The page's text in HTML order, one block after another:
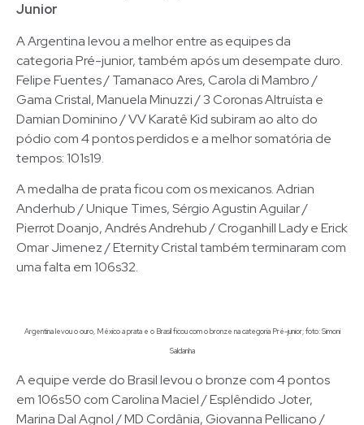
Junior
A Argentina levou a melhor entre as equipes da
categoria Pré-junior, também após um desempate duro.
Felipe Fuentes / Tamanaco Ares, Carola di Mambro /
Gama Cristal, Manuela Minuzzi / 3 Coronas Altruísta e
Damian Dominino / VV Karatê Kid subiram ao alto do
pódio com 4 pontos perdidos e a melhor somatória de
tempos: 101s19.
A medalha de prata ficou com os mexicanos. Adrian
Anderhub / Unique Times, Sérgio Agustin Aguilar /
Pierrot Doanjo, Andrés Andrehub / Croganhill Lady e Erick
Omar Jimenez / Eternity Cristal também terminaram com
uma falta em 106s32.
Argentina levou o ouro, México a prata e o Brasil ficou com o bronze na categoria Pré-junior; foto: Simoni
Saldanha
A equipe verde do Brasil levou o bronze com 4 pontos
em 106s50 com Carolina Maciel / Esplêndido Joter,
Marina Dal Agnol / MD Cordânia, Giovanna Pellicano /